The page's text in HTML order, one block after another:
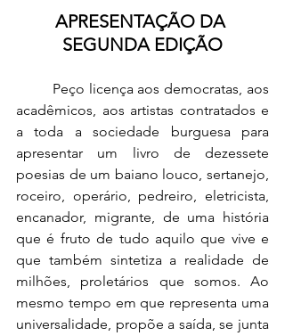
APRESENTAÇÃO DA
SEGUNDA EDIÇÃO
acadêmicos, aos artistas contratados e
a toda a sociedade burguesa para
apresentar um livro de dezessete
poesias de um baiano louco, sertanejo,
roceiro, operário, pedreiro, eletricista,
encanador, migrante, de uma história
que é fruto de tudo aquilo que vive e
que também sintetiza a realidade de
milhões, proletários que somos. Ao
mesmo tempo em que representa uma
universalidade, propõe a saída, se junta